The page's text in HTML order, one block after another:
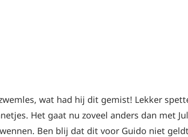
wat had hij dit gemist! Lekker
Het gaat nu zoveel anders dan met
Ben blij dat dit voor Guido niet